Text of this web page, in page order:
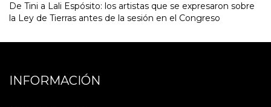
De Tini a Lali Espósito: los artistas que se expresaron sobre
la Ley de Tierras antes de la sesión en el Congreso
INFORMACIÓN